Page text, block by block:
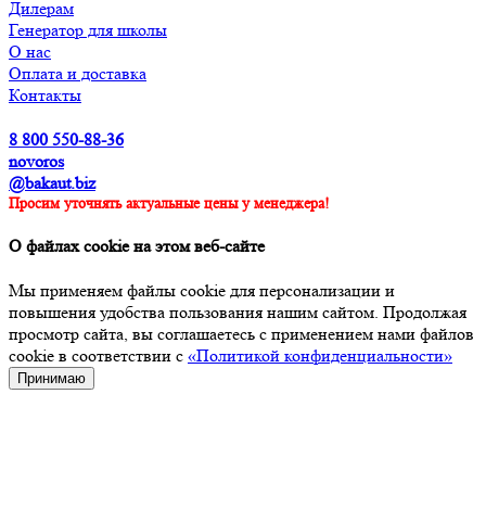
Дилерам
Генератор для школы
О нас
Оплата и доставка
Контакты
8 800 550-88-36
novoros
@bakaut.biz
Просим уточнять актуальные цены у менеджера!
О файлах cookie на этом веб-сайте
Мы применяем файлы cookie для персонализации и
повышения удобства пользования нашим сайтом. Продолжая
просмотр сайта, вы соглашаетесь с применением нами файлов
cookie в соответствии с «Политикой конфиденциальности»
Принимаю